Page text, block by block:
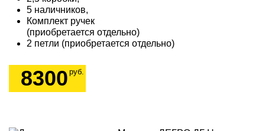
5 наличников,
Комплект ручек
(приобретается отдельно)
2 петли (приобретается отдельно)
8300 руб.